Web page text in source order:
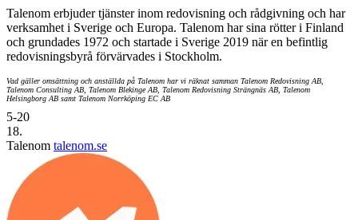
Talenom erbjuder tjänster inom redovisning och rådgivning och har
verksamhet i Sverige och Europa. Talenom har sina rötter i Finland
och grundades 1972 och startade i Sverige 2019 när en befintlig
redovisningsbyrå förvärvades i Stockholm.
Vad gäller omsättning och anställda på Talenom har vi räknat samman Talenom Redovisning AB,
Talenom Consulting AB, Talenom Blekinge AB, Talenom Redovisning Strängnäs AB, Talenom
Helsingborg AB samt Talenom Norrköping EC AB
5-20
18.
Talenom talenom.se